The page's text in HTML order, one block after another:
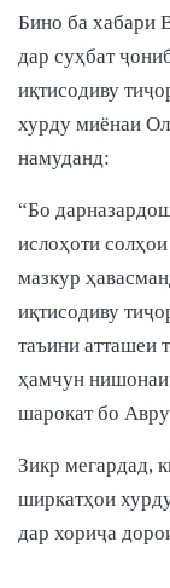
Бино ба хабари
дар суҳбат
иқтисодиву
хурду миёнаи
намуданд:
“Бо
ислоҳоти
мазкур
иқтисодиву
таъини атташеи
ҳамчун нишонаи
шарокат бо
Зикр мегардад,
ширкатҳои
дар хориҷа